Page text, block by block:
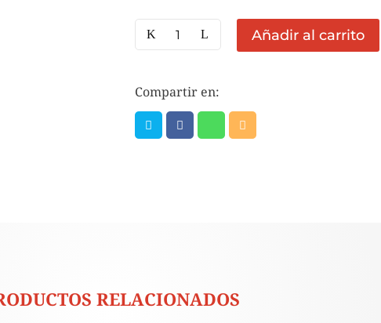
JAMON
REBANADO
PRECIO
1
KG
Añadir al carrito
Compartir en:
RELACIONADOS